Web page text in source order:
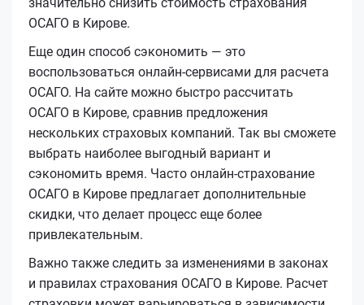
ОСАГО в Кирове.
Еще один способ сэкономить — это
воспользоваться онлайн-сервисами для расчета
ОСАГО. На сайте можно быстро рассчитать
ОСАГО в Кирове, сравнив предложения
нескольких страховых компаний. Так вы сможете
выбрать наиболее выгодный вариант и
сэкономить время. Часто онлайн-страхование
ОСАГО в Кирове предлагает дополнительные
скидки, что делает процесс еще более
привлекательным.
Важно также следить за изменениями в законах
и правилах страхования ОСАГО в Кирове. Расчет